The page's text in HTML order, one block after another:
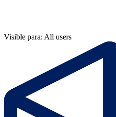
Visible para: All users